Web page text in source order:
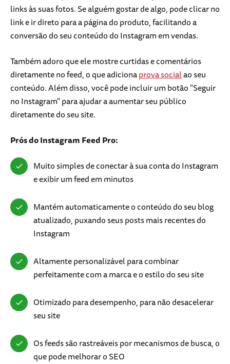
links às suas fotos. Se alguém gostar de algo, pode clicar no
link e ir direto para a página do produto, facilitando a
conversão do seu conteúdo do Instagram em vendas.
Também adoro que ele mostre curtidas e comentários
diretamente no feed, o que adicionaprova socialao seu
conteúdo. Além disso, você pode incluir um botão "Seguir
no Instagram" para ajudar a aumentar seu público
diretamente do seu site.
Prós do Instagram Feed Pro:
Muito simples de conectar à sua conta do Instagram
e exibir um feed em minutos
Mantém automaticamente o conteúdo do seu blog
atualizado, puxando seus posts mais recentes do
Instagram
Altamente personalizável para combinar
perfeitamente com a marca e o estilo do seu site
Otimizado para desempenho, para não desacelerar
seu site
Os feeds são rastreáveis por mecanismos de busca, o
que pode melhorar o SEO